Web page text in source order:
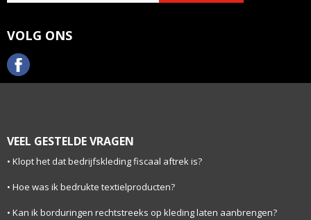
VOLG ONS
VEEL GESTELDE VRAGEN
Klopt het dat bedrijfskleding fiscaal aftrek is?
Hoe was ik bedrukte textielproducten?
Kan ik borduringen rechtstreeks op kleding laten aanbrengen?